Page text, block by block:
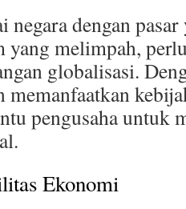
negara dengan
yang melimpah,
globalisasi.
memanfaatkan
pengusaha untuk
Ekonomi